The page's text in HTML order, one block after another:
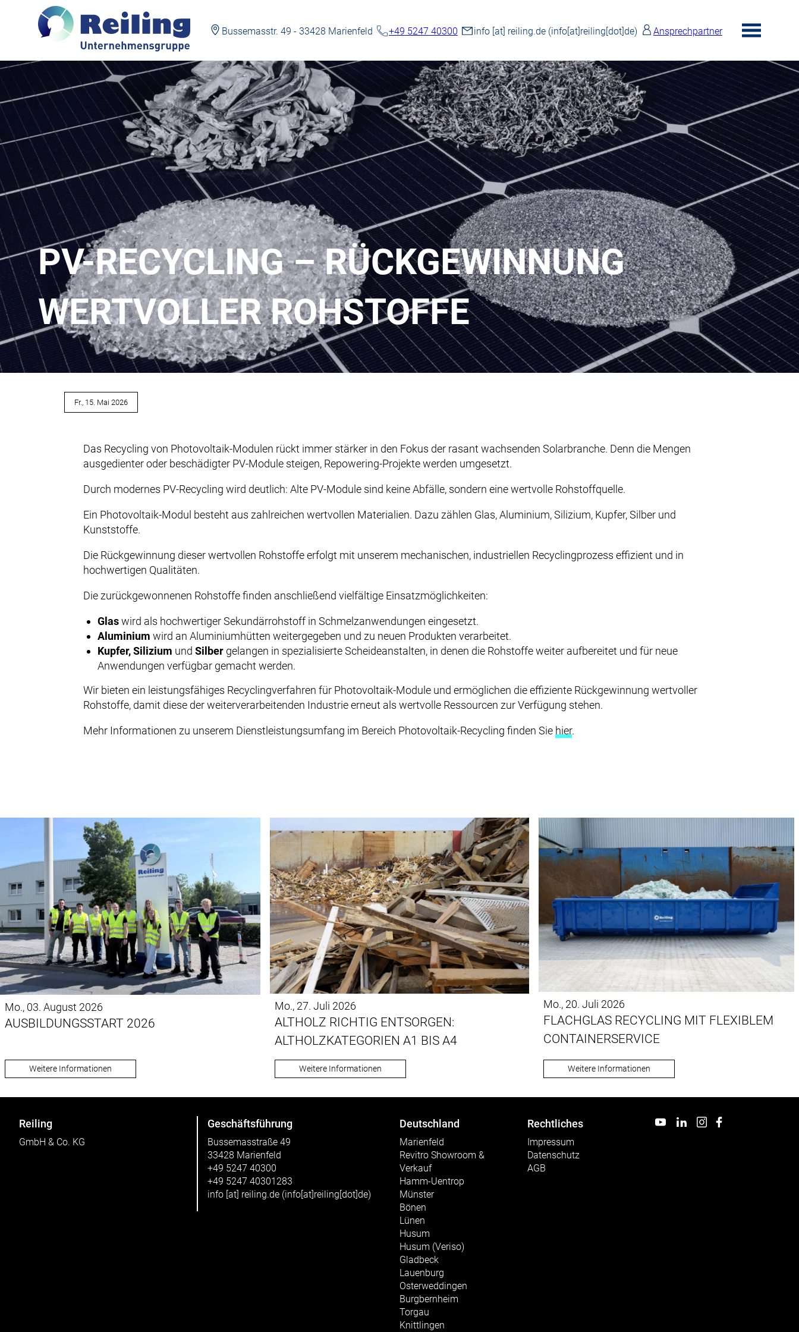
Direkt
Inhalt
Bussemasstr. 49 - 33428 Marienfeld +49 5247 40300 info[at] reiling.de(info[at]reiling[dot]de) Ansprechpartner
toggle
Main
NEWS
RECYCLING & PRODUKTE
SERVICE & LOGISTIK
ZERTIFIKATE
UNTERNEHMEN
KONTAKT
DOWNLOADS
PV-RECYCLING – RÜCKGEWINNUNG
WERTVOLLER ROHSTOFFE
Fr., 15. Mai 2026
Das Recycling von Photovoltaik-Modulen rückt immer stärker in den Fokus der rasant wachsenden Solarbranche. Denn die Mengen
ausgedienter oder beschädigter PV-Module steigen, Repowering-Projekte werden umgesetzt.
Durch modernes PV-Recycling wird deutlich: Alte PV-Module sind keine Abfälle, sondern eine wertvolle Rohstoffquelle.
Ein Photovoltaik-Modul besteht aus zahlreichen wertvollen Materialien. Dazu zählen Glas, Aluminium, Silizium, Kupfer, Silber und
Kunststoffe.
Die Rückgewinnung dieser wertvollen Rohstoffe erfolgt mit unserem mechanischen, industriellen Recyclingprozess effizient und in
hochwertigen Qualitäten.
Die zurückgewonnenen Rohstoffe finden anschließend vielfältige Einsatzmöglichkeiten:
Glaswird als hochwertiger Sekundärrohstoff in Schmelzanwendungen eingesetzt.
Aluminium wird an Aluminiumhütten weitergegeben und zu neuen Produkten verarbeitet.
Kupfer, Silizium und Silbergelangen in spezialisierte Scheideanstalten, in denen die Rohstoffe weiter aufbereitet und für neue
Anwendungen verfügbar gemacht werden.
Wir bieten ein leistungsfähiges Recyclingverfahren für Photovoltaik-Module und ermöglichen die effiziente Rückgewinnung wertvoller
Rohstoffe, damit diese der weiterverarbeitenden Industrie erneut als wertvolle Ressourcen zur Verfügung stehen.
Mehr Informationen zu unserem Dienstleistungsumfang im Bereich Photovoltaik-Recycling finden Sie hier.
Mo., 03. August 2026
AUSBILDUNGSSTART 2026
Weitere Informationen
Mo., 27. Juli 2026
ALTHOLZ RICHTIG ENTSORGEN:
ALTHOLZKATEGORIEN A1 BIS A4
Weitere Informationen
Mo., 20. Juli 2026
FLACHGLAS RECYCLING MIT FLEXIBLEM
CONTAINERSERVICE
Weitere Informationen
Reiling
GmbH & Co. KG
Geschäftsführung
Bussemasstraße 49
33428 Marienfeld
+49 5247 40300
+49 5247 40301283
info [at] reiling.de (info[at]reiling[dot]de)
Deutschland
Marienfeld
Revitro Showroom &
Verkauf
Hamm-Uentrop
Münster
Bönen
Lünen
Husum
Husum (Veriso)
Gladbeck
Lauenburg
Osterweddingen
Burgbernheim
Torgau
Knittlingen
Rechtliches
Impressum
Datenschutz
AGB